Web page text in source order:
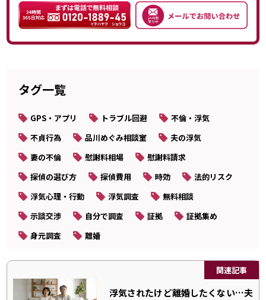
タグ一覧
GPS・アプリ トラブル回避
不倫・浮気
不貞行為
品川めぐみ相談室
夫の浮気
妻の不倫
慰謝料相場
慰謝料請求
探偵の選び方
探偵費用 時効
法的リスク
浮気心理・行動
浮気調査
無料相談
示談交渉
自分で調査 証拠
証拠集め
身元調査
離婚
浮気されたけど離婚したくない…夫
関連記事